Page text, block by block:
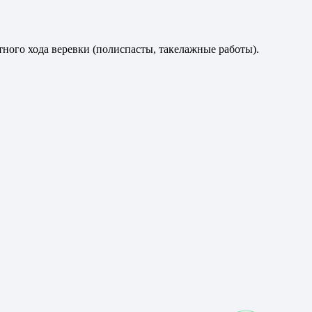
хода веревки (полиспасты, такелажные работы).